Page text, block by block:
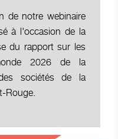
de notre webinaire
à l'occasion de la
du rapport sur les
2026 de la
sociétés de la
Rouge.